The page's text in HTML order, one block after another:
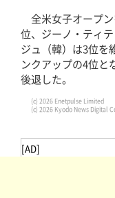
全米女子オープ
位、ジーノ・ティ
ジュ（韓）は3位を
ンクアップの4位と
後退した。
(c) 2026 Enetpulse Limited
(c) 2026 Kyodo News Digital
[AD]